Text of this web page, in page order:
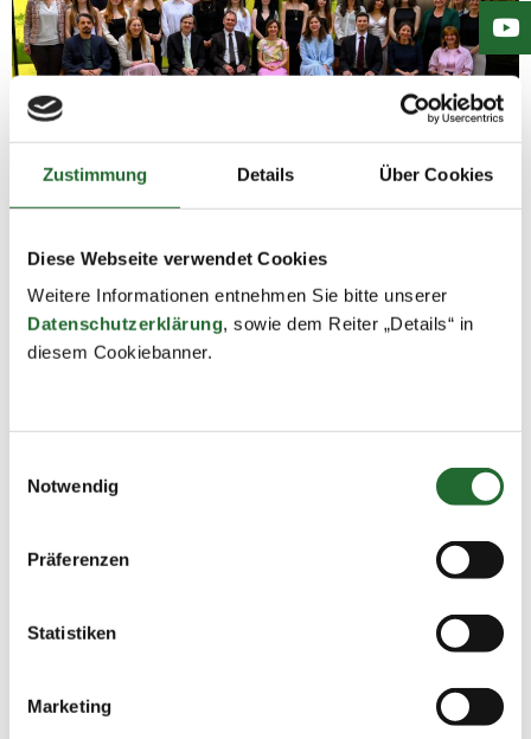
Zustimmung Details Über Cookies
Diese Webseite verwendet Cookies
Weitere Informationen entnehmen Sie bitte unserer
Datenschutzerklärung, sowie dem Reiter „Details“ in
diesem Cookiebanner.
Notwendig
Präferenzen
Statistiken
Marketing
8D